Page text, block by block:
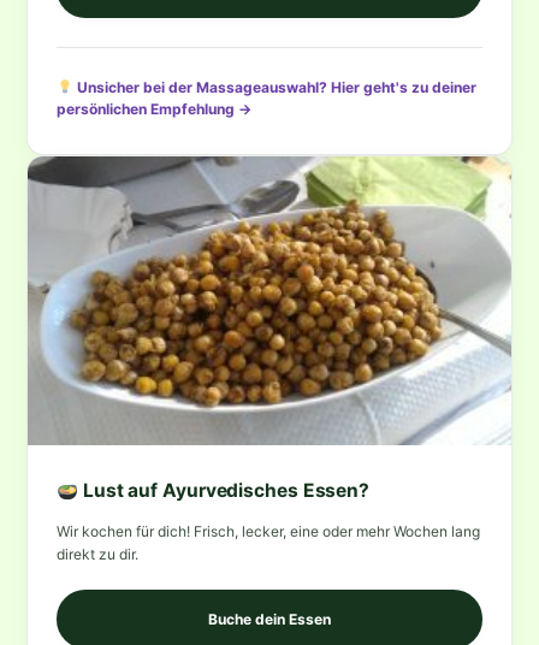
Unsicher bei der Massageauswahl? Hier geht's zu deiner
persönlichen Empfehlung →
Lust auf Ayurvedisches Essen?
Wir kochen für dich! Frisch, lecker, eine oder mehr Wochen lang
direkt zu dir.
Buche dein Essen